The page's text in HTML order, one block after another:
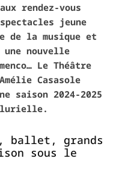
rendez-vous
jeune
de la musique et
nouvelle
Le Théâtre
Casasole
saison 2024-2025
plurielle.
ballet, grands
sous le